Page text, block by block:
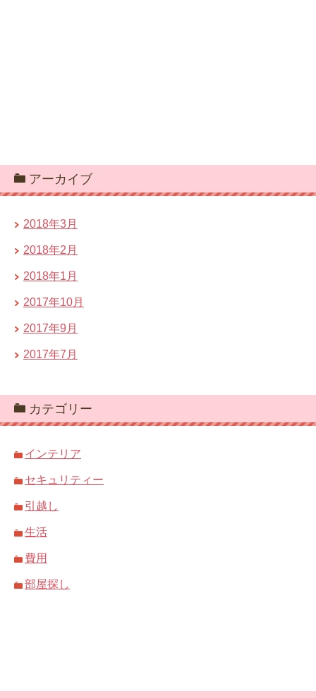
アーカイブ
2018年3月
2018年2月
2018年1月
2017年10月
2017年9月
2017年7月
カテゴリー
インテリア
セキュリティー
引越し
生活
費用
部屋探し